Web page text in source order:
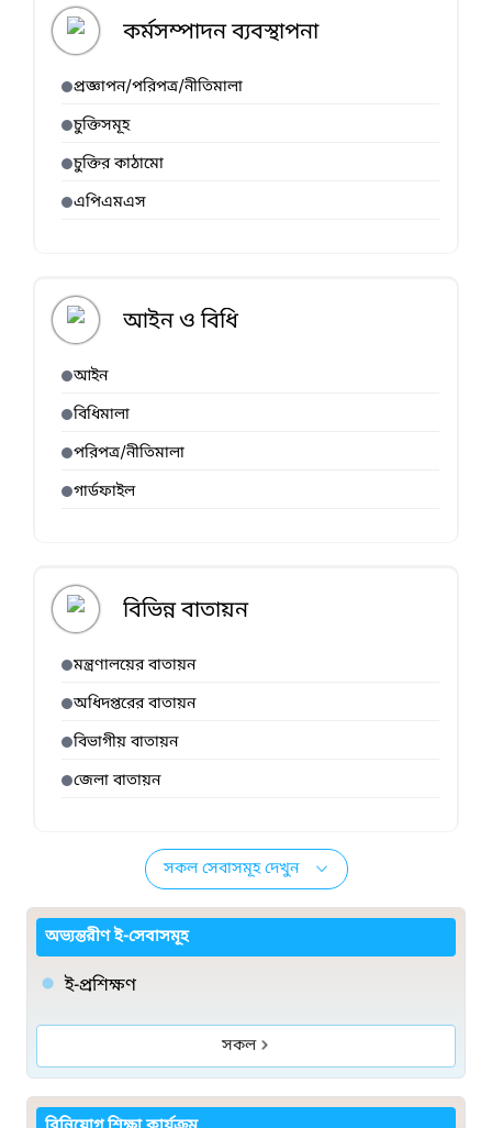
কর্মসম্পাদন ব্যবস্থাপনা
প্রজ্ঞাপন/পরিপত্র/নীতিমালা
চুক্তিসমূহ
চুক্তির কাঠামো
এপিএমএস
আইন ও বিধি
আইন
বিধিমালা
পরিপত্র/নীতিমালা
গার্ডফাইল
বিভিন্ন বাতায়ন
মন্ত্রণালয়ের বাতায়ন
অধিদপ্তরের বাতায়ন
বিভাগীয় বাতায়ন
জেলা বাতায়ন
সকল সেবাসমূহ দেখুন
অভ্যন্তরীণ ই-সেবাসমূহ
ই-প্রশিক্ষণ
সকল